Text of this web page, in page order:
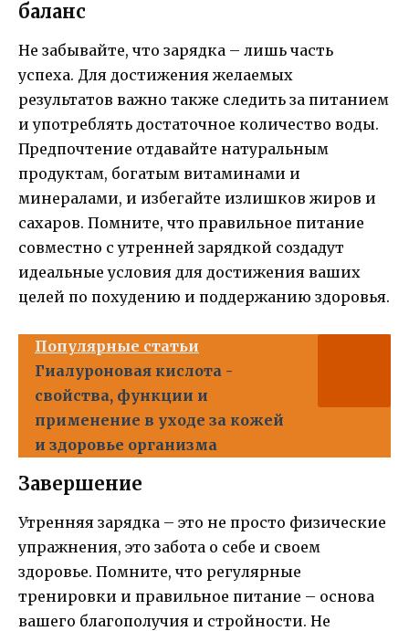
баланс
Не забывайте, что зарядка – лишь часть
успеха. Для достижения желаемых
результатов важно также следить за питанием
и употреблять достаточное количество воды.
Предпочтение отдавайте натуральным
продуктам, богатым витаминами и
минералами, и избегайте излишков жиров и
сахаров. Помните, что правильное питание
совместно с утренней зарядкой создадут
идеальные условия для достижения ваших
целей по похудению и поддержанию здоровья.
Популярные статьи
Гиалуроновая кислота -
свойства, функции и
применение в уходе за кожей
и здоровье организма
Завершение
Утренняя зарядка – это не просто физические
упражнения, это забота о себе и своем
здоровье. Помните, что регулярные
тренировки и правильное питание – основа
вашего благополучия и стройности. Не